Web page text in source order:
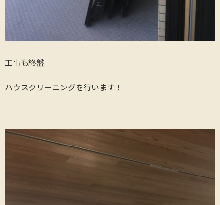
工事も終盤
ハウスクリーニングを行います！